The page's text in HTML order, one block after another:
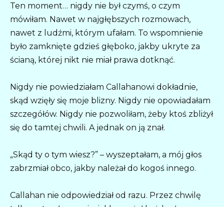
Ten moment… nigdy nie był czymś, o czym
mówiłam. Nawet w najgłębszych rozmowach,
nawet z ludźmi, którym ufałam. To wspomnienie
było zamknięte gdzieś głęboko, jakby ukryte za
ścianą, której nikt nie miał prawa dotknąć.
Nigdy nie powiedziałam Callahanowi dokładnie,
skąd wzięły się moje blizny. Nigdy nie opowiadałam
szczegółów. Nigdy nie pozwoliłam, żeby ktoś zbliżył
się do tamtej chwili. A jednak on ją znał.
„Skąd ty o tym wiesz?” – wyszeptałam, a mój głos
zabrzmiał obco, jakby należał do kogoś innego.
Callahan nie odpowiedział od razu. Przez chwilę